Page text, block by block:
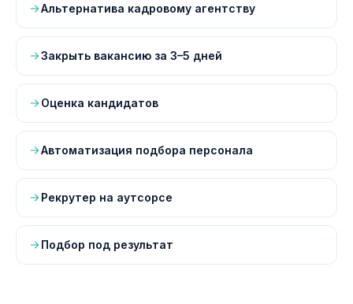
Альтернатива кадровому агентству
Закрыть вакансию за 3–5 дней
Оценка кандидатов
Автоматизация подбора персонала
Рекрутер на аутсорсе
Подбор под результат